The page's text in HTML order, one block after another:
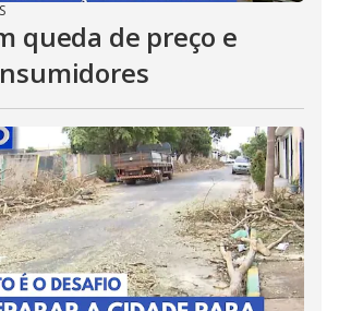
queda de preço e